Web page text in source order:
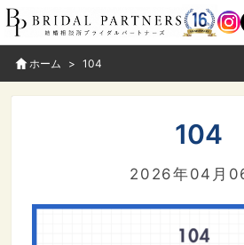
ホーム 104
104
2026年04月